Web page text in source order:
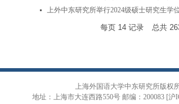
上外中东研究所举行2024级硕士研究生学
每页 14 记录 总共
上海外国语大学中东研究所版权
地址：上海市大连西路550号 邮编：200083 [沪